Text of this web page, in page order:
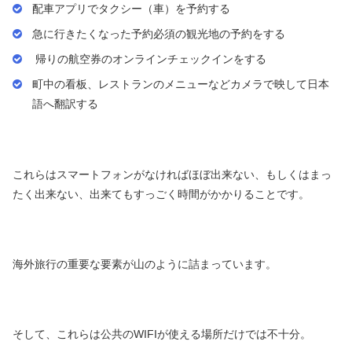
配車アプリでタクシー（車）を予約する
急に行きたくなった予約必須の観光地の予約をする
帰りの航空券のオンラインチェックインをする
町中の看板、レストランのメニューなどカメラで映して日本
語へ翻訳する
これらはスマートフォンがなければほぼ出来ない、もしくはまっ
たく出来ない、出来てもすっごく時間がかかりることです。
海外旅行の重要な要素が山のように詰まっています。
そして、これらは公共のWIFIが使える場所だけでは不十分。